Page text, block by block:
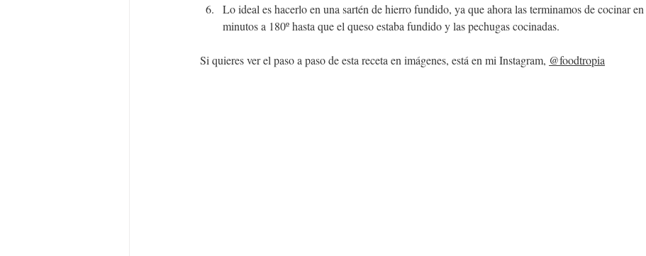
Lo ideal es hacerlo en una sartén de hierro fundido, ya que ahora las terminamos de cocinar
minutos a 180º hasta que el queso estaba fundido y las pechugas cocinadas.
Si quieres ver el paso a paso de esta receta en imágenes, está en mi Instagram, @foodtropia